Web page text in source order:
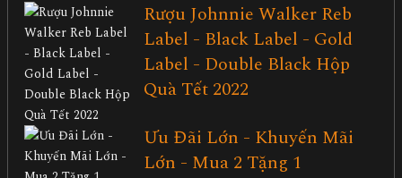
Rượu Johnnie Walker Reb
Label - Black Label - Gold
Label - Double Black Hộp
Quà Tết 2022
Ưu Đãi Lớn - Khuyến Mãi
Lớn - Mua 2 Tặng 1